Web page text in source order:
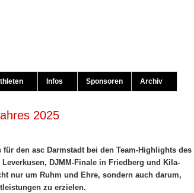
Infos Sponsoren Archiv
2025
für den asc Darmstadt bei den Team-Highlights des
Leverkusen, DJMM-Finale in Friedberg und Kila-
nur um Ruhm und Ehre, sondern auch darum,
zu erzielen.